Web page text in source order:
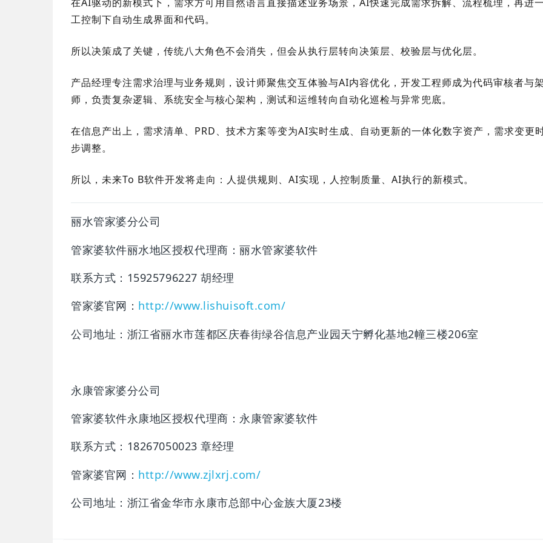
工控制下自动生成界面和代码。
所以决策成了关键，传统八大角色不会消失，但会从执行层转向决策层、校验层与优化层。
产品经理专注需求治理与业务规则，设计师聚焦交互体验与AI内容优化，开发工程师成为代码审核者与
师，负责复杂逻辑、系统安全与核心架构，测试和运维转向自动化巡检与异常兜底。
在信息产出上，需求清单、PRD、技术方案等变为AI实时生成、自动更新的一体化数字资产，需求变更
步调整。
所以，未来To B软件开发将走向：人提供规则、AI实现，人控制质量、AI执行的新模式。
丽水管家婆分公司
管家婆软件丽水地区授权代理商：丽水管家婆软件
联系方式：15925796227 胡经理
管家婆官网： http://www.lishuisoft.com/
公司地址：浙江省丽水市莲都区庆春街绿谷信息产业园天宁孵化基地2幢三楼206室
永康管家婆分公司
管家婆软件永康地区授权代理商：永康管家婆软件
联系方式：18267050023 章经理
管家婆官网： http://www.zjlxrj.com/
公司地址：浙江省金华市永康市总部中心金族大厦23楼